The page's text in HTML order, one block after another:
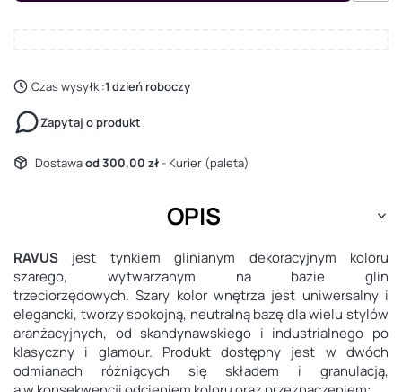
Czas wysyłki:1 dzień roboczy
Zapytaj o produkt
Dostawaod 300,00 zł- Kurier (paleta)
OPIS
RAVUS jest tynkiem glinianym dekoracyjnym koloru
szarego, wytwarzanym na bazie glin
trzeciorzędowych. Szary kolor wnętrza jest uniwersalny i
elegancki, tworzy spokojną, neutralną bazę dla wielu stylów
aranżacyjnych, od skandynawskiego i industrialnego po
klasyczny i glamour. Produkt dostępny jest w dwóch
odmianach różniących się składem i granulacją,